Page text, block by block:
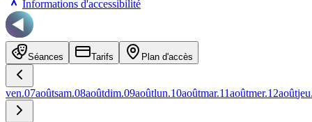
Informations d'accessibilité
Séances Tarifs Plan d'accès
ven.07aoûtsam.08aoûtdim.09aoûtlun.10aoûtmar.11aoûtmer.12août